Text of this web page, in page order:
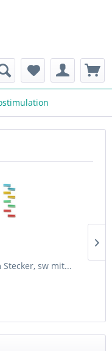
sw mit...